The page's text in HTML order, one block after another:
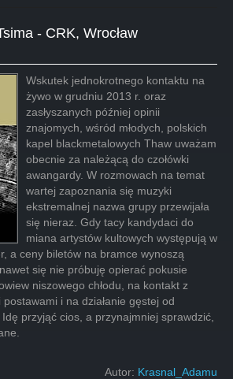
- CRK, Wrocław
Wskutek jednokrotnego kontaktu na
żywo w grudniu 2013 r. oraz
zasłyszanych później opinii
znajomych, wśród młodych, polskich
kapel blackmetalowych Thaw uważam
obecnie za należącą do czołówki
awangardy. W rozmowach na temat
wartej zapoznania się muzyki
ekstremalnej nazwa grupy przewijała
się nieraz. Gdy tacy kandydaci do
miana artystów kultowych występują w
a ceny biletów na bramce wynoszą
się nie próbuję opierać pokusie
niszowego chłodu, na kontakt z
i na działanie gęstej od
przyjąć cios, a przynajmniej sprawdzić,
Autor: Krasnal_Adamu